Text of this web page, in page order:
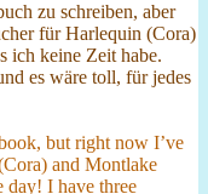
zu schreiben, aber
für Harlequin (Cora)
ich keine Zeit habe.
es wäre toll, für jedes
but right now I’ve
and Montlake
day! I have three